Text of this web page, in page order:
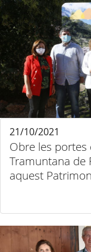
Obre les portes
Tramuntana de
aquest
21/10/2021